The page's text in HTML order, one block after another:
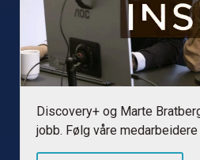
Discovery+ og Marte
jobb. Følg våre